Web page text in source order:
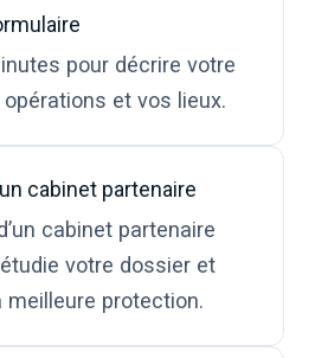
pour décrire votre
et vos lieux.
cabinet partenaire
cabinet partenaire
votre dossier et
meilleure protection.